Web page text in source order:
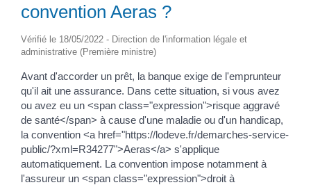
convention Aeras ?
Vérifié le 18/05/2022 - Direction de l'information légale et
administrative (Première ministre)
Avant d'accorder un prêt, la banque exige de l'emprunteur
qu'il ait une assurance. Dans cette situation, si vous avez
ou avez eu un <span class="expression">risque aggravé
de santé</span> à cause d'une maladie ou d'un handicap,
la convention <a href="https://lodeve.fr/demarches-service-
public/?xml=R34277">Aeras</a> s'applique
automatiquement. La convention impose notamment à
l'assureur un <span class="expression">droit à